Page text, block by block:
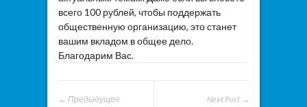
всего 100 рублей, чтобы поддержать
общественную организацию, это станет
вашим вкладом в общее дело.
Благодарим Вас.
Next Post →
← Предыдущее